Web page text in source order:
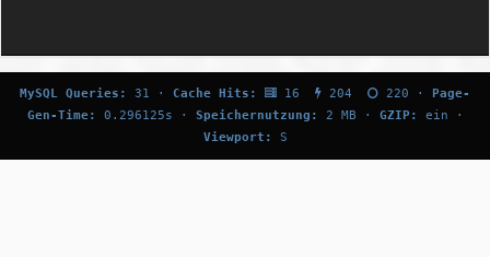
MySQL Queries: 31 · Cache Hits: 16 204 220 · Page-
Gen-Time:
0.296125s · Speichernutzung: 2 MB · GZIP:
ein ·
Viewport:
S